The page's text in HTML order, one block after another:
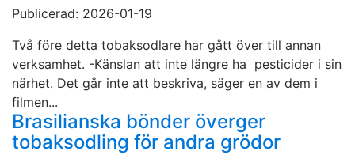
Publicerad: 2026-01-19
Två före detta tobaksodlare har gått över till annan
verksamhet. -Känslan att inte längre ha pesticider i sin
närhet. Det går inte att beskriva, säger en av dem i
filmen...
Brasilianska bönder överger
tobaksodling för andra grödor